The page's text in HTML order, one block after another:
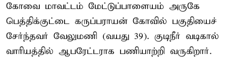
கோவை மாவட்டம் மேட்டுப்பாளையம் அருகே
பெத்திக்குட்டை கருப்பராயன் கோவில் பகுதியைச்
சேர்ந்தவர் வேலுமணி (வயது 39). குடிநீர் வடிகால்
வாரியத்தில் ஆபரேட்டராக பணியாற்றி வருகிறார்.